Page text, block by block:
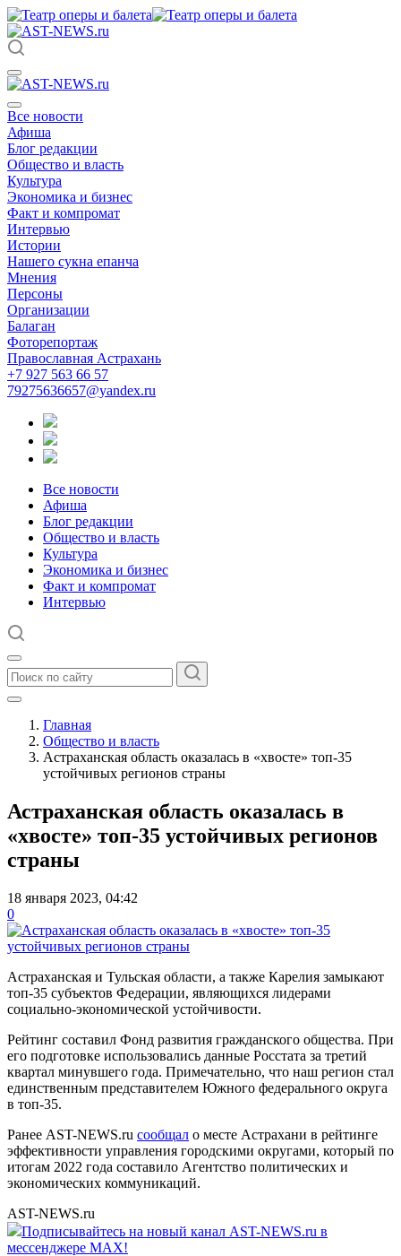
Все новости
Афиша
Блог редакции
Общество и власть
Культура
Экономика и бизнес
Факт и компромат
Интервью
Истории
Нашего сукна епанча
Мнения
Персоны
Организации
Балаган
Фоторепортаж
Православная Астрахань
+7 927 563 66 57
79275636657@yandex.ru
Все новости
Афиша
Блог редакции
Общество и власть
Культура
Экономика и бизнес
Факт и компромат
Интервью
Главная
Общество и власть
Астраханская область оказалась в «хвосте» топ-35
устойчивых регионов страны
Астраханская область оказалась в
«хвосте» топ-35 устойчивых регионов
страны
18 января 2023, 04:42
0
Астраханская и Тульская области, а также Карелия замыкают
топ-35 субъектов Федерации, являющихся лидерами
социально-экономической устойчивости.
Рейтинг составил Фонд развития гражданского общества. При
его подготовке использовались данные Росстата за третий
квартал минувшего года. Примечательно, что наш регион стал
единственным представителем Южного федерального округа
в топ-35.
Ранее AST-NEWS.ru сообщал о месте Астрахани в рейтинге
эффективности управления городскими округами, который по
итогам 2022 года составило Агентство политических и
экономических коммуникаций.
AST-NEWS.ru
Подписывайтесь на новый канал AST-NEWS.ru в
мессенджере MAX!